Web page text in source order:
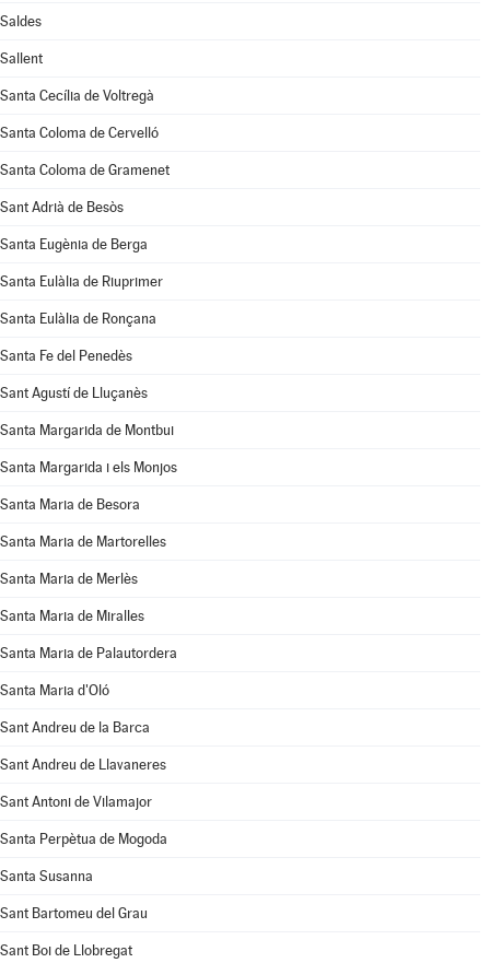
Saldes
Sallent
Santa Cecília de Voltregà
Santa Coloma de Cervelló
Santa Coloma de Gramenet
Sant Adrià de Besòs
Santa Eugènia de Berga
Santa Eulàlia de Riuprimer
Santa Eulàlia de Ronçana
Santa Fe del Penedès
Sant Agustí de Lluçanès
Santa Margarida de Montbui
Santa Margarida i els Monjos
Santa Maria de Besora
Santa Maria de Martorelles
Santa Maria de Merlès
Santa Maria de Miralles
Santa Maria de Palautordera
Santa Maria d'Oló
Sant Andreu de la Barca
Sant Andreu de Llavaneres
Sant Antoni de Vilamajor
Santa Perpètua de Mogoda
Santa Susanna
Sant Bartomeu del Grau
Sant Boi de Llobregat